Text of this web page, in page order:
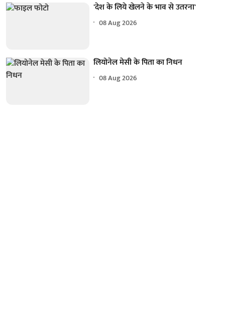
'देश के लिये खेलने के भाव से उतरना'
08 Aug 2026
लियोनेल मेसी के पिता का निधन
08 Aug 2026